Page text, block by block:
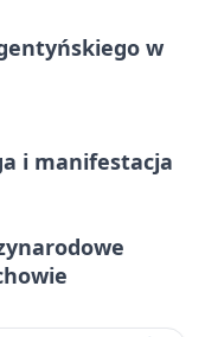
w
i manifestacja